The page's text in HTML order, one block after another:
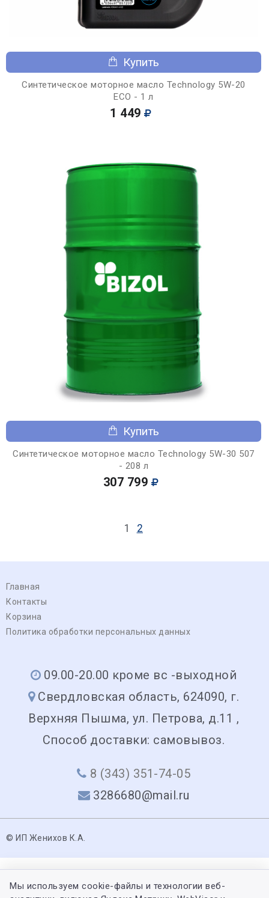
Купить
Синтетическое моторное масло Technology 5W-20
ECO - 1 л
1 449
Купить
Синтетическое моторное масло Technology 5W-30 507
- 208 л
307 799
1 2
Главная
Контакты
Корзина
Политика обработки персональных данных
09.00-20.00 кроме вс -выходной
Свердловская область, 624090, г.
Верхняя Пышма, ул. Петрова, д.11 ,
Способ доставки: самовывоз.
8 (343) 351-74-05
3286680@mail.ru
© ИП Женихов К.А.
Мы используем cookie-файлы и технологии веб-